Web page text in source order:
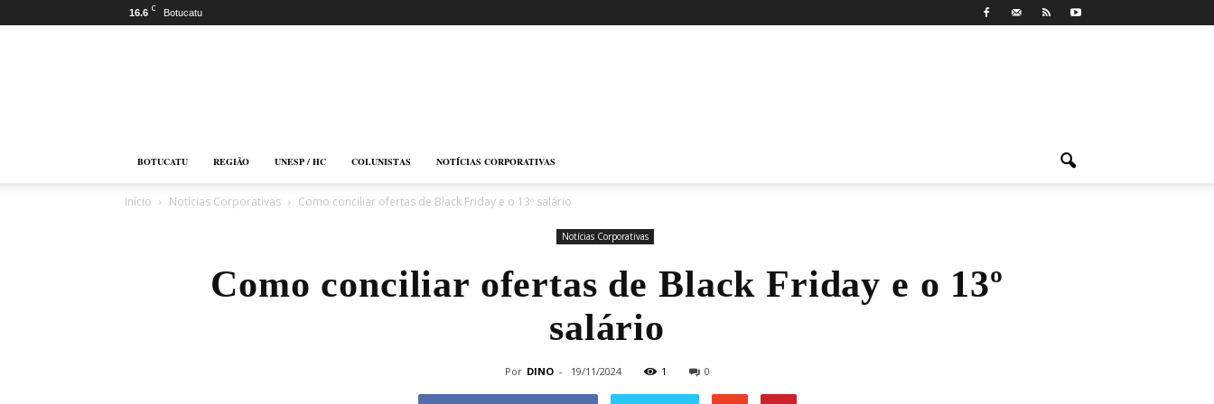
16.6 C Botucatu
BOTUCATU REGIÃO UNESP / HC COLUNISTAS NOTÍCIAS CORPORATIVAS
Início Notícias Corporativas Como conciliar ofertas de Black Friday e o 13º salário
Notícias Corporativas
Como conciliar ofertas de Black Friday e o 13º
salário
Por DINO - 19/11/2024 1 0